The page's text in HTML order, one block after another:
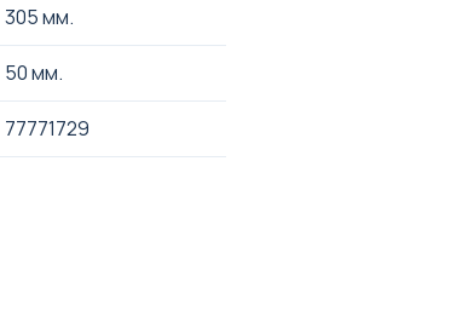
305 мм.
50 мм.
77771729